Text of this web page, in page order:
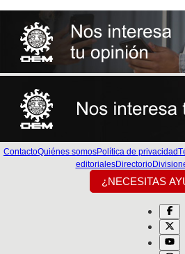
ContactoQuiénes somosPolítica de privacidad
editorialesDirectorio
¿NECESITAS